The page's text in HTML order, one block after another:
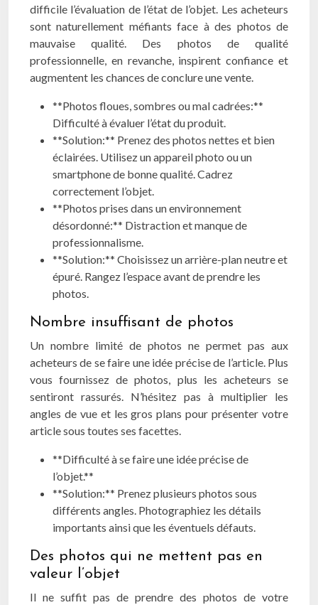
difficile l’évaluation de l’état de l’objet. Les acheteurs
sont naturellement méfiants face à des photos de
mauvaise qualité. Des photos de qualité
professionnelle, en revanche, inspirent confiance et
augmentent les chances de conclure une vente.
**Photos floues, sombres ou mal cadrées:**
Difficulté à évaluer l’état du produit.
**Solution:** Prenez des photos nettes et bien
éclairées. Utilisez un appareil photo ou un
smartphone de bonne qualité. Cadrez
correctement l’objet.
**Photos prises dans un environnement
désordonné:** Distraction et manque de
professionnalisme.
**Solution:** Choisissez un arrière-plan neutre et
épuré. Rangez l’espace avant de prendre les
photos.
Nombre insuffisant de photos
Un nombre limité de photos ne permet pas aux
acheteurs de se faire une idée précise de l’article. Plus
vous fournissez de photos, plus les acheteurs se
sentiront rassurés. N’hésitez pas à multiplier les
angles de vue et les gros plans pour présenter votre
article sous toutes ses facettes.
**Difficulté à se faire une idée précise de
l’objet.**
**Solution:** Prenez plusieurs photos sous
différents angles. Photographiez les détails
importants ainsi que les éventuels défauts.
Des photos qui ne mettent pas en
valeur l’objet
Il ne suffit pas de prendre des photos de votre